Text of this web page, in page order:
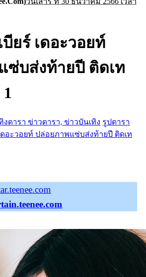
บียร์ เดอะวอยท์
ซ่บส่งท้ายปี ติดเท
งดารา ข่าวดารา, ข่าวบันเทิง รูปดารา
ดอะวอยท์ ปล่อยภาพแซ่บส่งท้ายปี ติดเท